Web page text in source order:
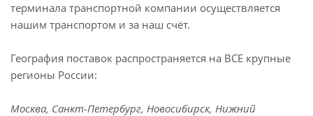
терминала транспортной компании осуществляется
нашим транспортом и за наш счёт.
География поставок распространяется на ВСЕ крупные
регионы России:
Москва, Санкт-Петербург, Новосибирск, Нижний